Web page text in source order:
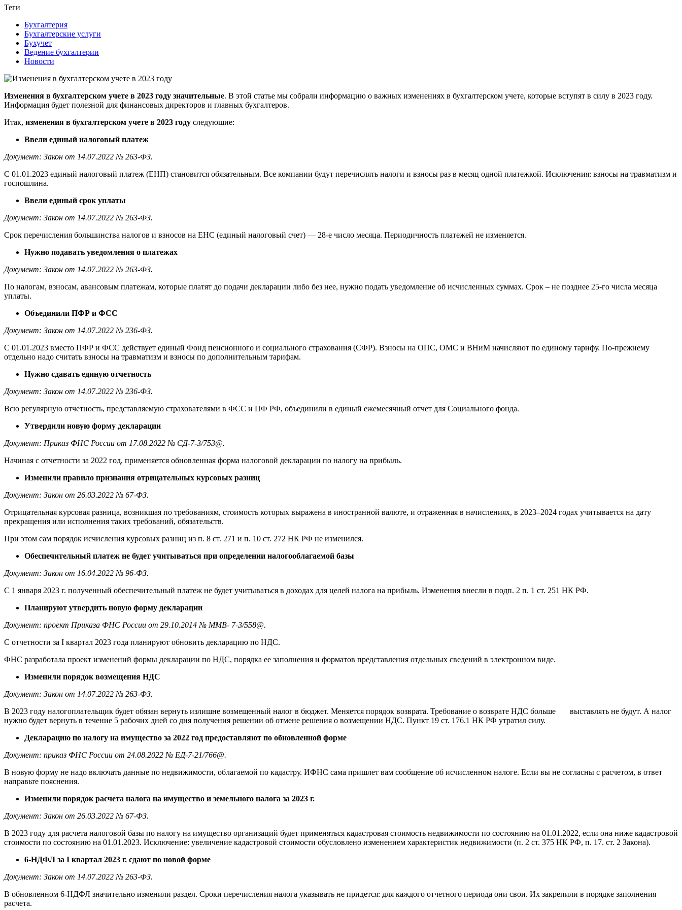
Теги
Бухгалтерия
Бухгалтерские услуги
Бухучет
Ведение бухгалтерии
Новости
Изменения в бухгалтерском учете в 2023 году значительные. В этой статье мы собрали информацию о важных изменениях в бухгалтерском учете, которые вступят в силу в 2023 году.
Информация будет полезной для финансовых директоров и главных бухгалтеров.
Итак, изменения в бухгалтерском учете в 2023 году следующие:
Ввели единый налоговый платеж
Документ: Закон от 14.07.2022 № 263-ФЗ.
С 01.01.2023 единый налоговый платеж (ЕНП) становится обязательным. Все компании будут перечислять налоги и взносы раз в месяц одной платежкой. Исключения: взносы на травматизм и
госпошлина.
Ввели единый срок уплаты
Документ: Закон от 14.07.2022 № 263-ФЗ.
Срок перечисления большинства налогов и взносов на ЕНС (единый налоговый счет) — 28-е число месяца. Периодичность платежей не изменяется.
Нужно подавать уведомления о платежах
Документ: Закон от 14.07.2022 № 263-ФЗ.
По налогам, взносам, авансовым платежам, которые платят до подачи декларации либо без нее, нужно подать уведомление об исчисленных суммах. Срок ‒ не позднее 25-го числа месяца
уплаты.
Объединили ПФР и ФСС
Документ: Закон от 14.07.2022 № 236-ФЗ.
С 01.01.2023 вместо ПФР и ФСС действует единый Фонд пенсионного и социального страхования (СФР). Взносы на ОПС, ОМС и ВНиМ начисляют по единому тарифу. По-прежнему
отдельно надо считать взносы на травматизм и взносы по дополнительным тарифам.
Нужно сдавать единую отчетность
Документ: Закон от 14.07.2022 № 236-ФЗ.
Всю регулярную отчетность, представляемую страхователями в ФСС и ПФ РФ, объединили в единый ежемесячный отчет для Социального фонда.
Утвердили новую форму декларации
Документ: Приказ ФНС России от 17.08.2022 № СД-7-3/753@.
Начиная с отчетности за 2022 год, применяется обновленная форма налоговой декларации по налогу на прибыль.
Изменили правило признания отрицательных курсовых разниц
Документ: Закон от 26.03.2022 № 67-ФЗ.
Отрицательная курсовая разница, возникшая по требованиям, стоимость которых выражена в иностранной валюте, и отраженная в начислениях, в 2023‒2024 годах учитывается на дату
прекращения или исполнения таких требований, обязательств.
При этом сам порядок исчисления курсовых разниц из п. 8 ст. 271 и п. 10 ст. 272 НК РФ не изменился.
Обеспечительный платеж не будет учитываться при определении налогооблагаемой базы
Документ: Закон от 16.04.2022 № 96-ФЗ.
С 1 января 2023 г. полученный обеспечительный платеж не будет учитываться в доходах для целей налога на прибыль. Изменения внесли в подп. 2 п. 1 ст. 251 НК РФ.
Планируют утвердить новую форму декларации
Документ: проект Приказа ФНС России от 29.10.2014 № ММВ- 7-3/558@.
С отчетности за I квартал 2023 года планируют обновить декларацию по НДС.
ФНС разработала проект изменений формы декларации по НДС, порядка ее заполнения и форматов представления отдельных сведений в электронном виде.
Изменили порядок возмещения НДС
Документ: Закон от 14.07.2022 № 263-ФЗ.
В 2023 году налогоплательщик будет обязан вернуть излишне возмещенный налог в бюджет. Меняется порядок возврата. Требование о возврате НДС больше выставлять не будут. А налог
нужно будет вернуть в течение 5 рабочих дней со дня получения решении об отмене решения о возмещении НДС. Пункт 19 ст. 176.1 НК РФ утратил силу.
Декларацию по налогу на имущество за 2022 год предоставляют по обновленной форме
Документ: приказ ФНС России от 24.08.2022 № ЕД-7-21/766@.
В новую форму не надо включать данные по недвижимости, облагаемой по кадастру. ИФНС сама пришлет вам сообщение об исчисленном налоге. Если вы не согласны с расчетом, в ответ
направьте пояснения.
Изменили порядок расчета налога на имущество и земельного налога за 2023 г.
Документ: Закон от 26.03.2022 № 67-ФЗ.
В 2023 году для расчета налоговой базы по налогу на имущество организаций будет применяться кадастровая стоимость недвижимости по состоянию на 01.01.2022, если она ниже кадастровой
стоимости по состоянию на 01.01.2023. Исключение: увеличение кадастровой стоимости обусловлено изменением характеристик недвижимости (п. 2 ст. 375 НК РФ, п. 17. ст. 2 Закона).
6-НДФЛ за I квартал 2023 г. сдают по новой форме
Документ: Закон от 14.07.2022 № 263-ФЗ.
В обновленном 6-НДФЛ значительно изменили раздел. Сроки перечисления налога указывать не придется: для каждого отчетного периода они свои. Их закрепили в порядке заполнения
расчета.